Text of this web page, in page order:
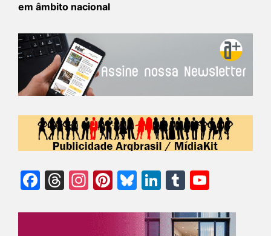
em âmbito nacional
Facebook
Threads
Instagram
Pinterest
Bluesky
LinkedIn
Tumblr